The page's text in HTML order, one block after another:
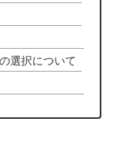
選択について